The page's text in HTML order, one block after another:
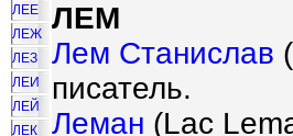
ЛЕЕ
ЛЕЖ
ЛЕЗ
ЛЕИ
ЛЕЙ
ЛЕК
ЛЕМ
Лем Станислав
писатель.
Леман (Lac